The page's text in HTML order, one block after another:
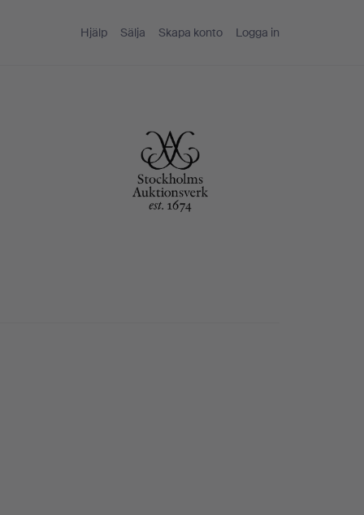
Hjälp Sälja Skapa konto Logga in